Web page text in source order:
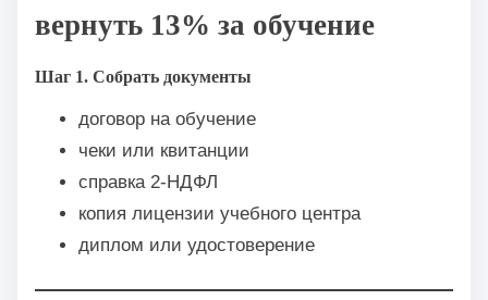
вернуть 13% за обучение
Шаг 1. Собрать документы
договор на обучение
чеки или квитанции
справка 2-НДФЛ
копия лицензии учебного центра
диплом или удостоверение